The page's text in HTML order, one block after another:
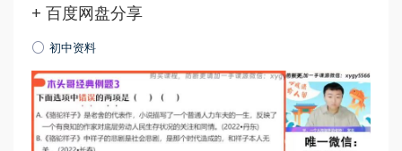
+ 百度网盘分享
初中资料